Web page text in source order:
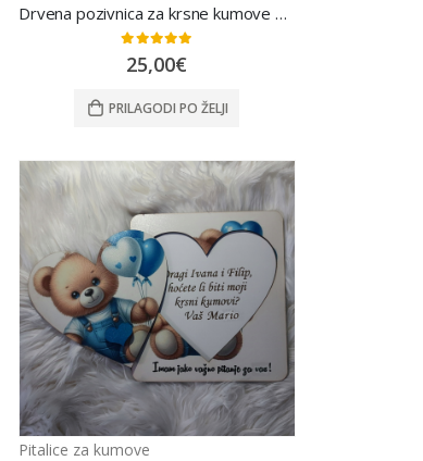
Drvena pozivnica za krsne kumove pitalica
0out of 5
25,00€
PRILAGODI PO ŽELJI
Pitalice za kumove